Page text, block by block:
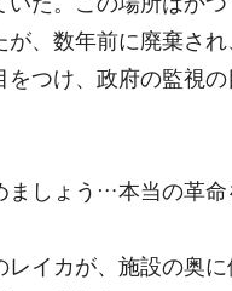
が、数年前に廃棄さ
をつけ、政府の監視
ましょう…本当の革命
レイカが、施設の奥